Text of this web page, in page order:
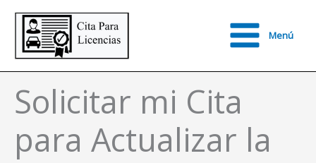
contenido
Main
Menú
Solicitar mi Cita
para Actualizar la